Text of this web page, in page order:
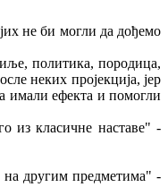
не би могли да дођемо
политика, породица,
неких пројекција, јер
имали ефекта и помогли
из класичне наставе" -
на другим предметима" -